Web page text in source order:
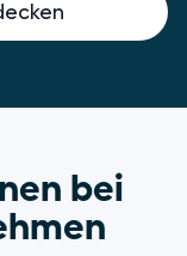
bei